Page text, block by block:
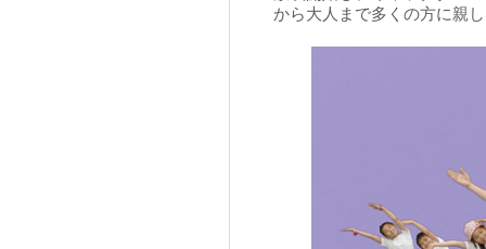
から大人まで多くの方に親